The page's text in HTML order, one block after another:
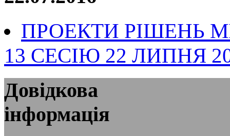
ПРОЕКТИ РІШЕНЬ
13 СЕСІЮ 22 ЛИПНЯ
Довідкова
інформація